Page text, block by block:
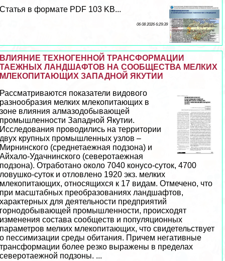
Статья в формате PDF 103 KB...
06 08 2026 6:29:39
ВЛИЯНИЕ ТЕХНОГЕННОЙ ТРАНСФОРМАЦИИ
ТАЕЖНЫХ ЛАНДШАФТОВ НА СООБЩЕСТВА МЕЛКИХ
МЛЕКОПИТАЮЩИХ ЗАПАДНОЙ ЯКУТИИ
Рассматриваются показатели видового
разнообразия мелких млекопитающих в
зоне влияния алмaзoдобывающей
промышленности Западной Якутии.
Исследования проводились на территории
двух крупных промышленных узлов –
Мирнинского (среднетаежная подзона) и
Айхало-Удачнинского (северотаежная
подзона). Отработано около 7040 конусо-суток, 4700
ловушко-суток и отловлено 1920 экз. мелких
млекопитающих, относящихся к 17 видам. Отмечено, что
при масштабных преобразованиях ландшафтов,
хаpaктерных для деятельности предприятий
горнодобывающей промышленности, происходят
изменения состава сообществ и популяционных
параметров мелких млекопитающих, что свидетельствует
о пессимизации среды обитания. Причем негативные
трaнcформации более резко выражены в пределах
северотаежной подзоны. ...